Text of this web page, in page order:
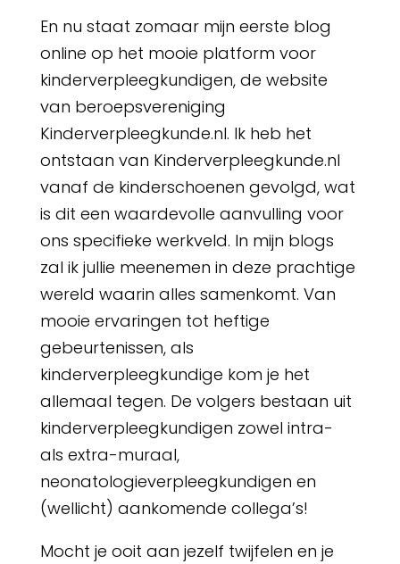
En nu staat zomaar mijn eerste blog
online op het mooie platform voor
kinderverpleegkundigen, de website
van beroepsvereniging
Kinderverpleegkunde.nl. Ik heb het
ontstaan van Kinderverpleegkunde.nl
vanaf de kinderschoenen gevolgd, wat
is dit een waardevolle aanvulling voor
ons specifieke werkveld. In mijn blogs
zal ik jullie meenemen in deze prachtige
wereld waarin alles samenkomt. Van
mooie ervaringen tot heftige
gebeurtenissen, als
kinderverpleegkundige kom je het
allemaal tegen. De volgers bestaan uit
kinderverpleegkundigen zowel intra-
als extra-muraal,
neonatologieverpleegkundigen en
(wellicht) aankomende collega’s!
Mocht je ooit aan jezelf twijfelen en je